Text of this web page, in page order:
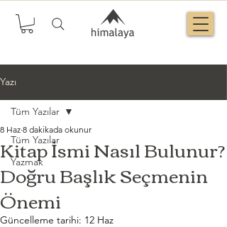
Yazı
Tüm Yazılar
Yazmak
Tüm Yazılar
Kitap İsmi Nasıl Bulunur?
Doğru Başlık Seçmenin
Önemi
8 Haz 8 dakikada okunur
Güncelleme tarihi: 12 Haz